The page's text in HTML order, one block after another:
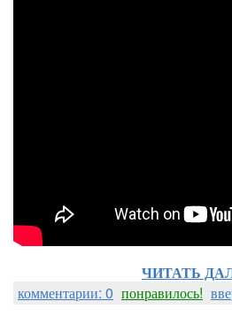
ЧИТАТЬ
комментарии: 0 понравилось!